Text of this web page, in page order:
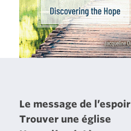
Le message de l’espoir
Trouver une église